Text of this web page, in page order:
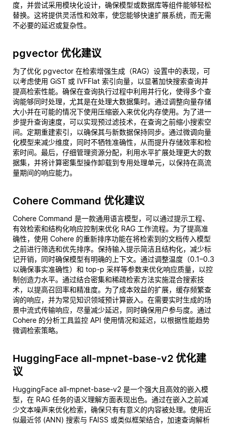
度，并尝试采用模块化设计，确保模型或数据库等组件能够轻松
替换。这将提供灵活性和效率，使您能够快速扩展系统，而无需
不必要的延迟或复杂性。
pgvector 优化建议
为了优化 pgvector 在检索增强生成（RAG）设置中的表现，可
以考虑使用 GiST 或 IVFFlat 索引向量，以显著加快搜索查询并
提高检索性能。确保在查询执行过程中利用并行化，使得多个查
询能够同时处理，尤其是在处理大数据集时。通过调整向量存储
大小并在可能的情况下使用压缩嵌入来优化内存使用。为了进一
步提升查询速度，可以实现预过滤技术，在查询之前缩小搜索空
间。定期重建索引，以确保其与新数据保持同步。通过微调向量
化模型来减少维度，同时不牺牲准确性，从而提升存储效率和检
索时间。最后，仔细管理资源分配，利用水平扩展处理更大的数
据集，并将计算密集型操作卸载到专用处理单元，以保持在高流
量期间的响应能力。
Cohere Command 优化建议
Cohere Command 是一款通用语言模型，可以通过提示工程、
有效检索和结构化响应控制来优化 RAG 工作流程。为了提高准
确性，使用 Cohere 的重新排序功能在将检索到的文档传入模型
之前进行筛选和优先排序。保持输入提示简洁且结构化，减少标
记开销，同时确保模型有明确的上下文。通过调整温度（0.1–0.3
以确保事实准确性）和 top-p 采样等参数来优化响应质量，以控
制创造力水平。通过结合密集和稀疏检索方法实施混合搜索技
术，以提高召回率和精准度。为了成本效益的扩展，缓存频繁查
询的响应，并为常见知识领域预计算嵌入。在需要实时生成的场
景中流式传输响应，尽量减少延迟，同时确保用户参与度。通过
Cohere 的分析工具监控 API 使用情况和延迟，以根据性能趋势
微调检索策略。
HuggingFace all-mpnet-base-v2 优化建
议
HuggingFace all-mpnet-base-v2 是一个强大且高效的嵌入模
型，在 RAG 任务的语义理解方面表现出色。通过在嵌入之前减
少文本噪声来优化检索，确保只有有意义的内容被处理。使用近
似最近邻 (ANN) 搜索与 FAISS 或类似框架结合，加速查询解析